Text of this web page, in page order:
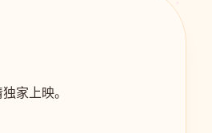
家上映。